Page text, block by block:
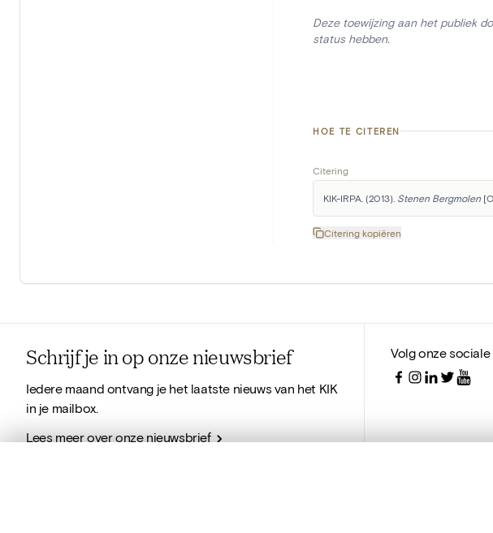
Deze toewijzing aan het publiek
status hebben.
HOE TE CITEREN
Citering
KIK-IRPA. (2013). Stenen Bergmolen
Citering kopiëren
Schrijf je in op onze nieuwsbrief
Iedere maand ontvang je het laatste nieuws van het KIK
in je mailbox.
Lees meer over onze nieuwsbrief
Volg onze